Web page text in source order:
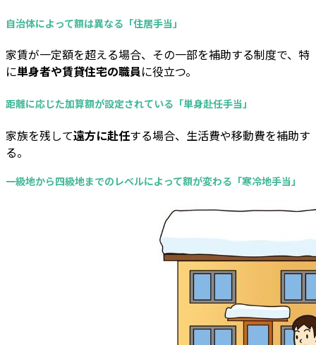
自治体によって額は異なる「住居手当」
家賃が一定額を超える場合、その一部を補助する制度で、特
に単身者や賃貸住宅の職員に役立つ。
距離に応じた加算額が設定されている「単身赴任手当」
家族を残して遠方に赴任する場合、生活費や移動費を補助す
る。
一級地から四級地までのレベルによって額が変わる「寒冷地手当」